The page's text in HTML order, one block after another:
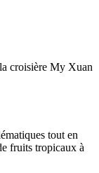
croisière My Xuan
tout en
fruits tropicaux à